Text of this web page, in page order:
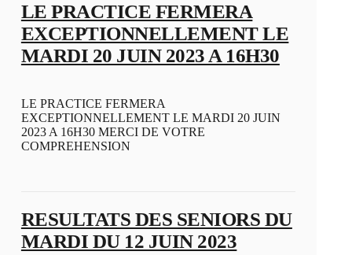
LE PRACTICE FERMERA
EXCEPTIONNELLEMENT LE
MARDI 20 JUIN 2023 A 16H30
LE PRACTICE FERMERA
EXCEPTIONNELLEMENT LE MARDI 20 JUIN
2023 A 16H30 MERCI DE VOTRE
COMPREHENSION
RESULTATS DES SENIORS DU
MARDI DU 12 JUIN 2023